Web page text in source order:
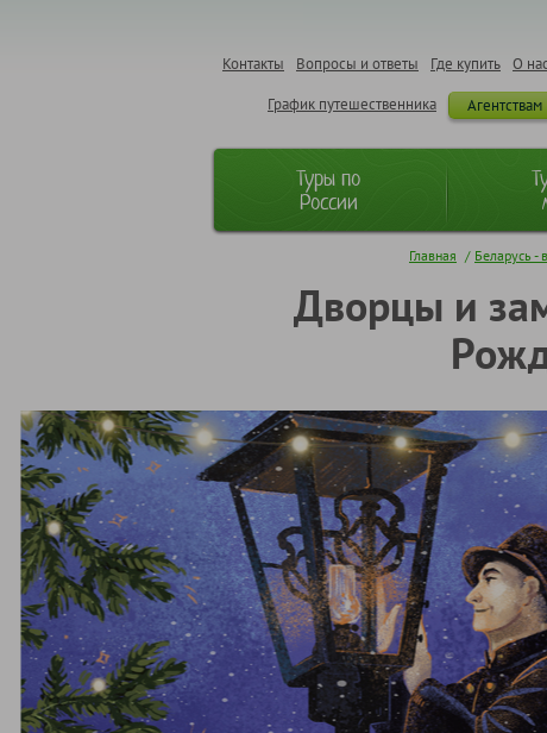
О нас
Где купить
Вопросы и ответы
Контакты
Агентствам
График путешественника
Туры по
России
Главная / Беларусь -
Дворцы и